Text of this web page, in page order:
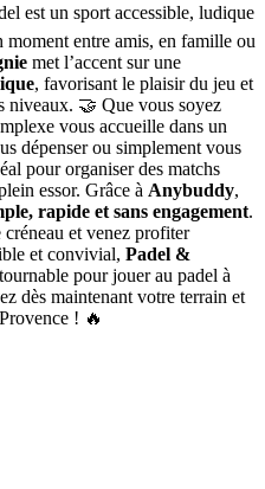
est un sport accessible, ludique
entre amis, en famille ou
met l’accent sur une
, favorisant le plaisir du jeu et
niveaux. 🤝 Que vous soyez
vous accueille dans un
dépenser ou simplement vous
pour organiser des matchs
essor. Grâce à Anybuddy,
rapide et sans engagement.
et venez profiter
et convivial, Padel &
pour jouer au padel à
dès maintenant votre terrain et
! 🔥